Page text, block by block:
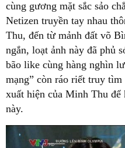
cùng gương mặt sắc sảo
Netizen truyền tay nhau
Thu, đến từ mảnh đất võ
ngắn, loạt ảnh này đã phủ
bão like cùng hàng nghìn
mạng” còn ráo riết truy
xuất hiện của Minh Thu
này.